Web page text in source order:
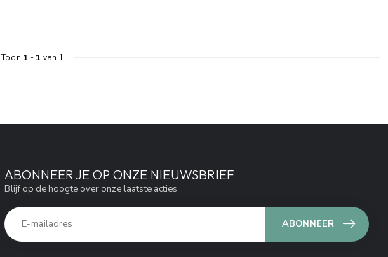
Toon 1 - 1 van 1
ABONNEER JE OP ONZE NIEUWSBRIEF
Blijf op de hoogte over onze laatste acties
ABONNEER